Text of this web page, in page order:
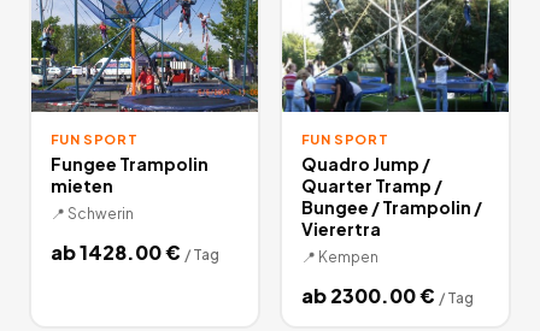
FUN SPORT
Fungee Trampolin
mieten
📍 Schwerin
ab1428.00€ / Tag
FUN SPORT
Quadro Jump /
Quarter Tramp /
Bungee / Trampolin /
Vierertra
📍 Kempen
ab2300.00€ / Tag